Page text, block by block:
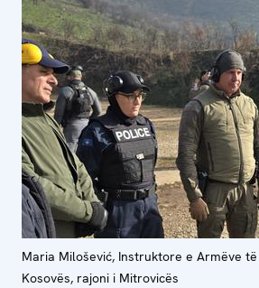
Maria Milošević, Instruktore e Armëve
Kosovës, rajoni i Mitrovicës